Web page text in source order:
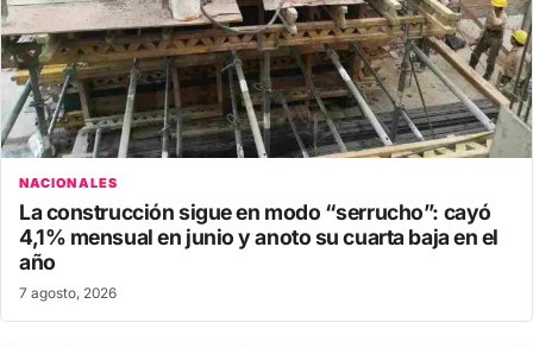
NACIONALES
La construcción sigue en modo “serrucho”: cayó
4,1% mensual en junio y anoto su cuarta baja en el
año
7 agosto, 2026